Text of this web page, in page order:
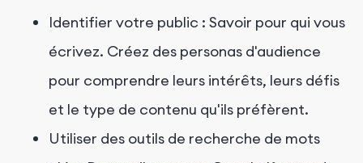
Identifier votre public : Savoir pour qui vous
écrivez. Créez des personas d'audience
pour comprendre leurs intérêts, leurs défis
et le type de contenu qu'ils préfèrent.
Utiliser des outils de recherche de mots